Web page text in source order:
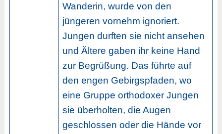
Wanderin, wurde von den
jüngeren vornehm ignoriert.
Jungen durften sie nicht ansehen
und Ältere gaben ihr keine Hand
zur Begrüßung. Das führte auf
den engen Gebirgspfaden, wo
eine Gruppe orthodoxer Jungen
sie überholten, die Augen
geschlossen oder die Hände vor